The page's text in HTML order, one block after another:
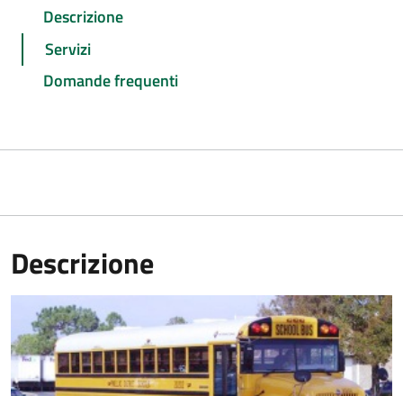
Descrizione
Servizi
Domande frequenti
Descrizione